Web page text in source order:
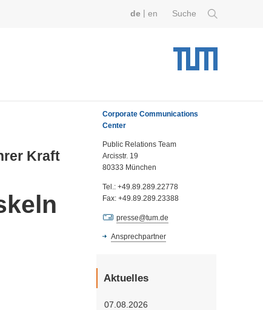
Suche
de en
Kraft
Corporate Communications
Center
Public Relations Team
Arcisstr. 19
80333 München
Tel.: +49.89.289.22778
Fax: +49.89.289.23388
presse@tum.de
Ansprechpartner
Aktuelles
07.08.2026